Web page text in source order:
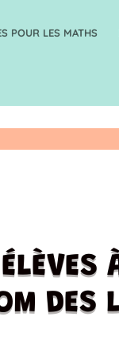
POUR LES MATHS
DES